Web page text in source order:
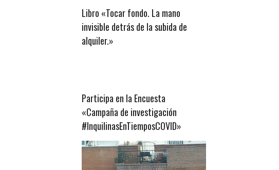
Libro «Tocar fondo. La mano
invisible detrás de la subida de
alquiler.»
Participa en la Encuesta
«Campaña de investigación
#InquilinasEnTiemposCOVID»